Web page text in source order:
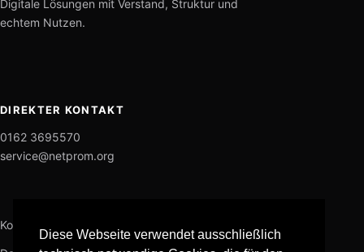
Diese Webseite verwendet ausschließlich
Digitale Lösungen mit Verstand, Struktur und
echtem Nutzen.
DIREKTER KONTAKT
0162 3695570
service@netprom.org
Kontakt